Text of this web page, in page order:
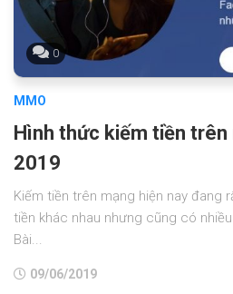
0
MMO
Hình thức kiếm tiền
2019
Kiếm tiền trên mạng hiện nay đang
tiền khác nhau nhưng cũng có
Bài...
09/06/2019